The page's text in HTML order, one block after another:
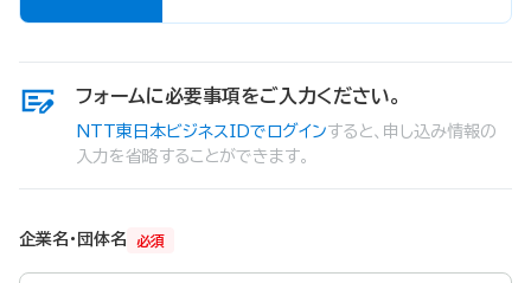
フォームに必要事項をご入力ください。
NTT東日本ビジネスIDでログインすると、申し込み情報の
入力を省略することができます。
必須
企業名・団体名